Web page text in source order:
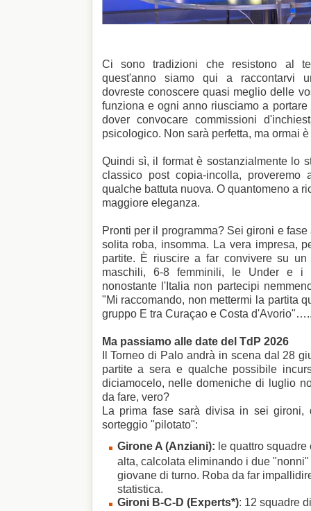
Ci sono tradizioni che resistono al
quest'anno siamo qui a raccontarvi
dovreste conoscere quasi meglio delle
funziona e ogni anno riusciamo a
dover convocare commissioni
psicologico. Non sarà perfetta, ma ormai
Quindi sì, il format è sostanzialmente lo
classico post copia-incolla, proveremo
qualche battuta nuova. O quantomeno a
maggiore eleganza.
Pronti per il programma? Sei gironi e
solita roba, insomma. La vera impresa,
partite. È riuscire a far convivere su
maschili, 6-8 femminili, le Under e i
nonostante l'Italia non partecipi
"Mi raccomando, non mettermi la partita
gruppo E tra Curaçao e Costa
Ma passiamo alle date del TdP 2026
Il Torneo di Palo andrà in scena dal 28
partite a sera e qualche possibile
diciamocelo, nelle domeniche di luglio
da fare, vero?
La prima fase sarà divisa in sei gironi,
sorteggio "pilotato":
Girone A (Anziani): le quattro
alta, calcolata eliminando i due
giovane di turno. Roba da far
statistica.
Gironi B-C-D (Experts*): 12 squadre